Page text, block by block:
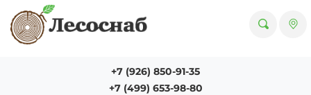
+7 (926) 850-91-35
+7 (499) 653-98-80